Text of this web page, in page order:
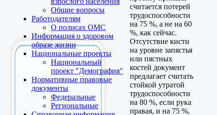
Общие вопросы
Работодателям
О полисах ОМС
Информация о здоровом
образе жизни
Национальные проекты
Национальный
проект "Демография"
Нормативные правовые
документы
Федеральные
Региональные
считается потерей
трудоспособности
на 75 %, а не на 60
%, как сейчас.
Отсутствие кисти
на уровне запястья
или пястных
костей документ
предлагает считать
стойкой утратой
трудоспособности
на 80 %, если рука
правая, и на 75 %,